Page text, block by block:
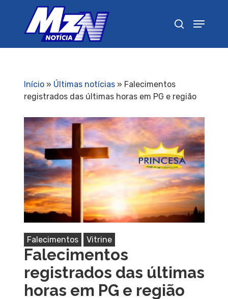
Início» Últimas notícias» Falecimentos
registrados das últimas horas em PG e região
Falecimentos Vitrine
Falecimentos
registrados das últimas
horas em PG e região